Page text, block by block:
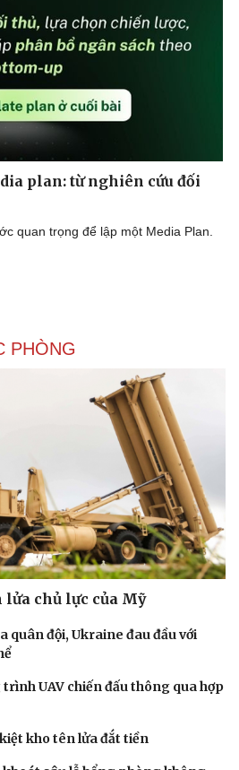
Đời sống
plan: từ nghiên cứu đối
quan trọng để lập một Media Plan.
PHÒNG
lửa chủ lực của Mỹ
quân đội, Ukraine đau đầu với
UAV chiến đấu thông qua hợp
kho tên lửa đắt tiền